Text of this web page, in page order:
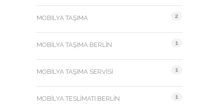
MOBILYA TAŞIMA 2
MOBILYA TAŞIMA BERLIN 1
MOBILYA TAŞIMA SERVISI 1
MOBILYA TESLIMATI BERLIN 1